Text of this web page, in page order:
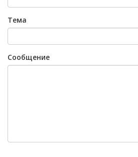
Тема
Сообщение